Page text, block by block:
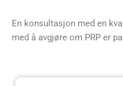
En konsultasjon med en
med å avgjøre om PRP er